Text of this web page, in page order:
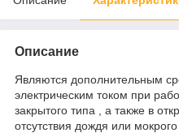
Описание
Являются дополнительным
электрическим током при
закрытого типа , а также в
отсутствия дождя или